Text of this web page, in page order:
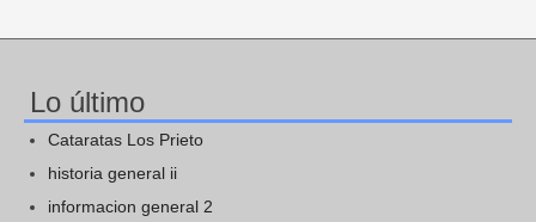
Lo último
Cataratas Los Prieto
historia general ii
informacion general 2